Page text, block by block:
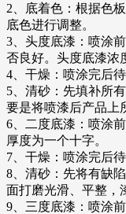
2、底着色：根据色
底色进行调整。
3、头度底漆：喷涂
否良好。头度底漆浓
4、干燥：喷涂完后
5、清砂：先填补所
要是将喷漆后产品上
6、二度底漆：喷涂
厚度为一个十字。
7、干燥：喷涂完后
8、清砂：先将有缺
面打磨光滑、平整，
9、三度底漆：喷涂